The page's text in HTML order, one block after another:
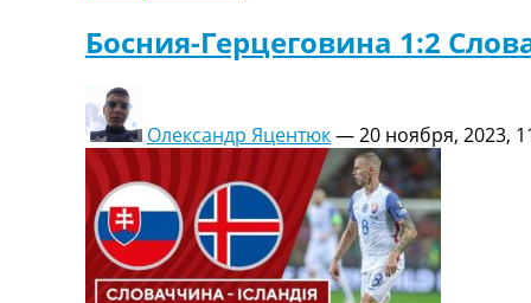
Босния-Герцеговина 1:2
Олександр Яцентюк—20 ноября, 2023,